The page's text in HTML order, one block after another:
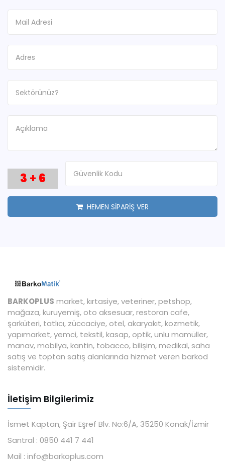
3 + 6
HEMEN SİPARİŞ VER
BARKOPLUS market, kırtasiye, veteriner, petshop,
mağaza, kuruyemiş, oto aksesuar, restoran cafe,
şarküteri, tatlıcı, züccaciye, otel, akaryakıt, kozmetik,
yapımarket, yemci, tekstil, kasap, optik, unlu mamüller,
manav, mobilya, kantin, tobacco, bilişim, medikal, saha
satış ve toptan satış alanlarında hizmet veren barkod
sistemidir.
İletişim Bilgilerimiz
İsmet Kaptan, Şair Eşref Blv. No:6/A, 35250 Konak/İzmir
Santral : 0850 441 7 441
Mail : info@barkoplus.com